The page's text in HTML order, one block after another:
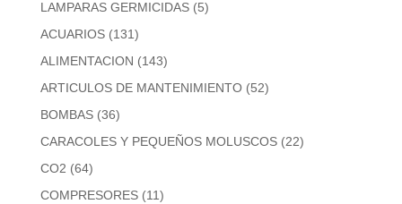
LAMPARAS GERMICIDAS (5)
ACUARIOS (131)
ALIMENTACION (143)
ARTICULOS DE MANTENIMIENTO (52)
BOMBAS (36)
CARACOLES Y PEQUEÑOS MOLUSCOS (22)
CO2 (64)
COMPRESORES (11)